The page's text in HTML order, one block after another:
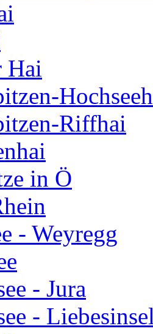
Hai
Riffhai
in Ö
- Weyregg
- Jura
-